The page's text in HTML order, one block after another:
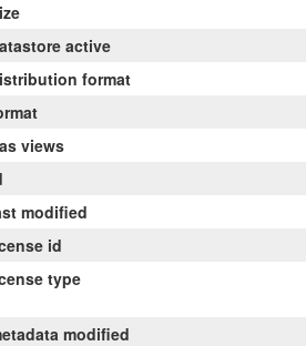
active
format
views
modified
id
type
modified